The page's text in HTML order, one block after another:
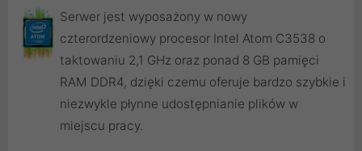
Serwer jest wyposażony w nowy
czterordzeniowy procesor Intel Atom C3538 o
taktowaniu 2,1 GHz oraz ponad 8 GB pamięci
RAM DDR4, dzięki czemu oferuje bardzo szybkie i
niezwykle płynne udostępnianie plików w
miejscu pracy.